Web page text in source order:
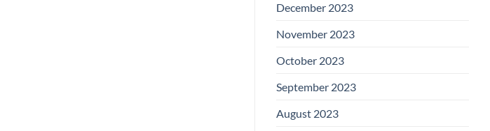
December 2023
November 2023
October 2023
September 2023
August 2023